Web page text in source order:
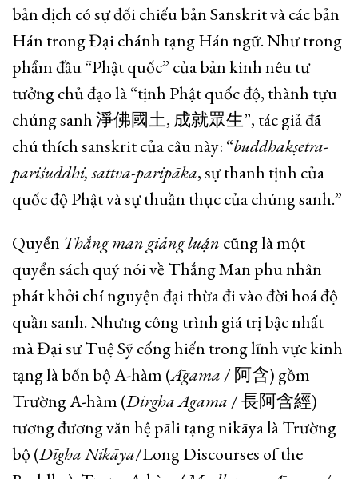
bản dịch có sự đối chiếu bản Sanskrit và các bản
Hán trong Đại chánh tạng Hán ngữ. Như trong
phẩm đầu “Phật quốc” của bản kinh nêu tư
tưởng chủ đạo là “tịnh Phật quốc độ, thành tựu
chúng sanh 淨佛國土, 成就眾生”, tác giả đã
chú thích sanskrit của câu này: “buddhakṣetra-
pariśuddhi, sattva-paripāka, sự thanh tịnh của
quốc độ Phật và sự thuần thục của chúng sanh.”
Quyển Thắng man giảng luận cũng là một
quyển sách quý nói về Thắng Man phu nhân
phát khởi chí nguyện đại thừa đi vào đời hoá độ
quần sanh. Nhưng công trình giá trị bậc nhất
mà Đại sư Tuệ Sỹ cống hiến trong lĩnh vực kinh
tạng là bốn bộ A-hàm (Āgama / 阿含) gồm
Trường A-hàm (Dīrgha Āgama / 長阿含經)
tương đương văn hệ pāli tạng nikāya là Trường
bộ (Dīgha Nikāya/Long Discourses of the